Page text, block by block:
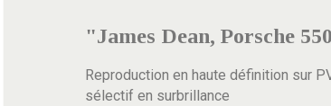
"James Dean, Porsche
Reproduction en haute définition sur
sélectif en surbrillance